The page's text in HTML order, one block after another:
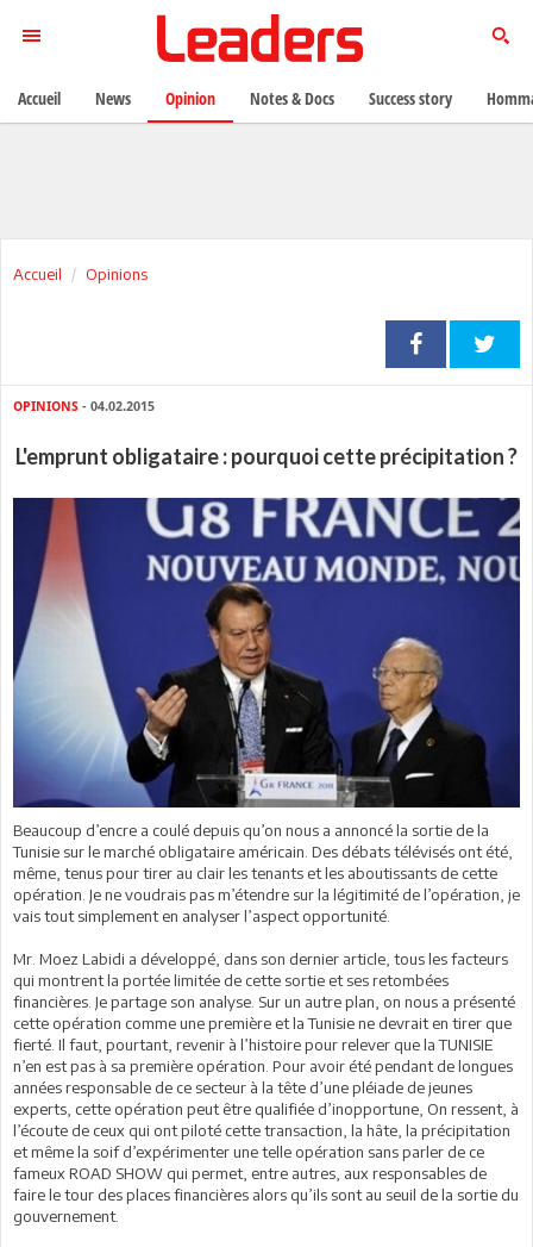
Accueil Opinions
OPINIONS - 04.02.2015
L'emprunt obligataire : pourquoi cette précipitation ?
Beaucoup d’encre a coulé depuis qu’on nous a annoncé la sortie de la
Tunisie sur le marché obligataire américain. Des débats télévisés ont été,
même, tenus pour tirer au clair les tenants et les aboutissants de cette
opération. Je ne voudrais pas m’étendre sur la légitimité de l’opération, je
vais tout simplement en analyser l’aspect opportunité.
Mr. Moez Labidi a développé, dans son dernier article, tous les facteurs
qui montrent la portée limitée de cette sortie et ses retombées
financières. Je partage son analyse. Sur un autre plan, on nous a présenté
cette opération comme une première et la Tunisie ne devrait en tirer que
fierté. Il faut, pourtant, revenir à l’histoire pour relever que la TUNISIE
n’en est pas à sa première opération. Pour avoir été pendant de longues
années responsable de ce secteur à la tête d’une pléiade de jeunes
experts, cette opération peut être qualifiée d’inopportune, On ressent, à
l’écoute de ceux qui ont piloté cette transaction, la hâte, la précipitation
et même la soif d’expérimenter une telle opération sans parler de ce
fameux ROAD SHOW qui permet, entre autres, aux responsables de
faire le tour des places financières alors qu’ils sont au seuil de la sortie du
gouvernement.
Accueil News Opinion Notes & Docs Success story